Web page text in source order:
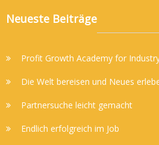
Neueste Beiträge
Profit Growth Academy for
Die Welt bereisen und Neues
Partnersuche leicht gemacht
Endlich erfolgreich im Job